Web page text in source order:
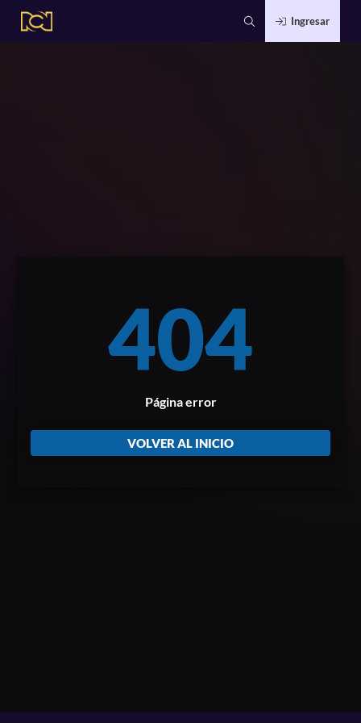
Ingresar
404
Página error
VOLVER AL INICIO